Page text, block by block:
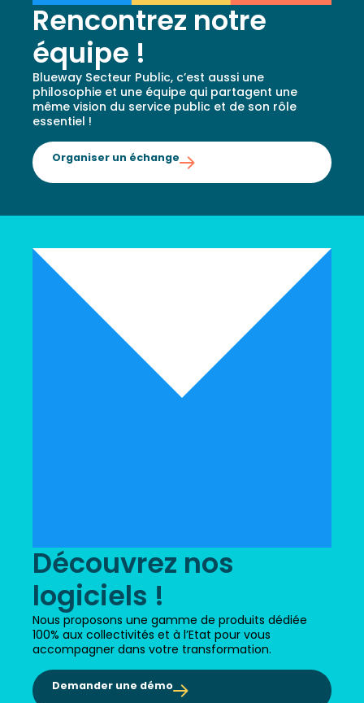
Rencontrez notre
équipe !
Blueway Secteur Public, c’est aussi une
philosophie et une équipe qui partagent une
même vision du service public et de son rôle
essentiel !
Organiser un échange
Découvrez nos
logiciels !
Nous proposons une gamme de produits dédiée
100% aux collectivités et à l’Etat pour vous
accompagner dans votre transformation.
Demander une démo